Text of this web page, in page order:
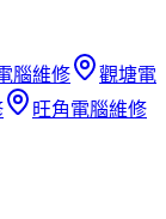
腦維修 觀塘電
旺角電腦維修